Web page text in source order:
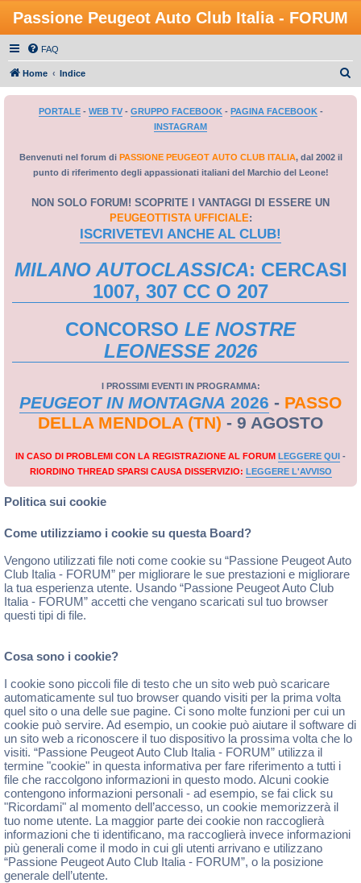
Passione Peugeot Auto Club Italia - FORUM
FAQ
Home Indice
PORTALE- WEB TV- GRUPPO FACEBOOK- PAGINA FACEBOOK-
INSTAGRAM
Benvenuti nel forum di PASSIONE PEUGEOT AUTO CLUB ITALIA, dal 2002 il
punto di riferimento degli appassionati italiani del Marchio del Leone!
NON SOLO FORUM! SCOPRITE I VANTAGGI DI ESSERE UN
PEUGEOTTISTA UFFICIALE:
ISCRIVETEVI ANCHE AL CLUB!
MILANO AUTOCLASSICA: CERCASI
1007, 307 CC O 207
CONCORSO LE NOSTRE
LEONESSE 2026
I PROSSIMI EVENTI IN PROGRAMMA:
PEUGEOT IN MONTAGNA 2026 - PASSO
DELLA MENDOLA (TN) - 9 AGOSTO
IN CASO DI PROBLEMI CON LA REGISTRAZIONE AL FORUM LEGGERE QUI -
RIORDINO THREAD SPARSI CAUSA DISSERVIZIO: LEGGERE L'AVVISO
Politica sui cookie
Come utilizziamo i cookie su questa Board?
Vengono utilizzati file noti come cookie su “Passione Peugeot Auto
Club Italia - FORUM” per migliorare le sue prestazioni e migliorare
la tua esperienza utente. Usando “Passione Peugeot Auto Club
Italia - FORUM” accetti che vengano scaricati sul tuo browser
questi tipi di file.
Cosa sono i cookie?
I cookie sono piccoli file di testo che un sito web può scaricare
automaticamente sul tuo browser quando visiti per la prima volta
quel sito o una delle sue pagine. Ci sono molte funzioni per cui un
cookie può servire. Ad esempio, un cookie può aiutare il software di
un sito web a riconoscere il tuo dispositivo la prossima volta che lo
visiti. “Passione Peugeot Auto Club Italia - FORUM” utilizza il
termine "cookie" in questa informativa per fare riferimento a tutti i
file che raccolgono informazioni in questo modo. Alcuni cookie
contengono informazioni personali - ad esempio, se fai click su
"Ricordami" al momento dell’accesso, un cookie memorizzerà il
tuo nome utente. La maggior parte dei cookie non raccoglierà
informazioni che ti identificano, ma raccoglierà invece informazioni
più generali come il modo in cui gli utenti arrivano e utilizzano
“Passione Peugeot Auto Club Italia - FORUM”, o la posizione
generale dell’utente.